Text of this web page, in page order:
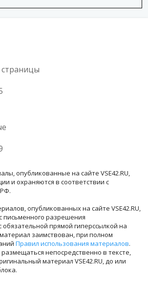
страницы
опубликованные на сайте VSE42.RU,
и охраняются в соответствии с
опубликованных на сайте VSE42.RU,
письменного разрешения
обязательной прямой гиперссылкой на
заимствован, при полном
Правил использования материалов.
непосредственно в тексте,
материал VSE42.RU, до или